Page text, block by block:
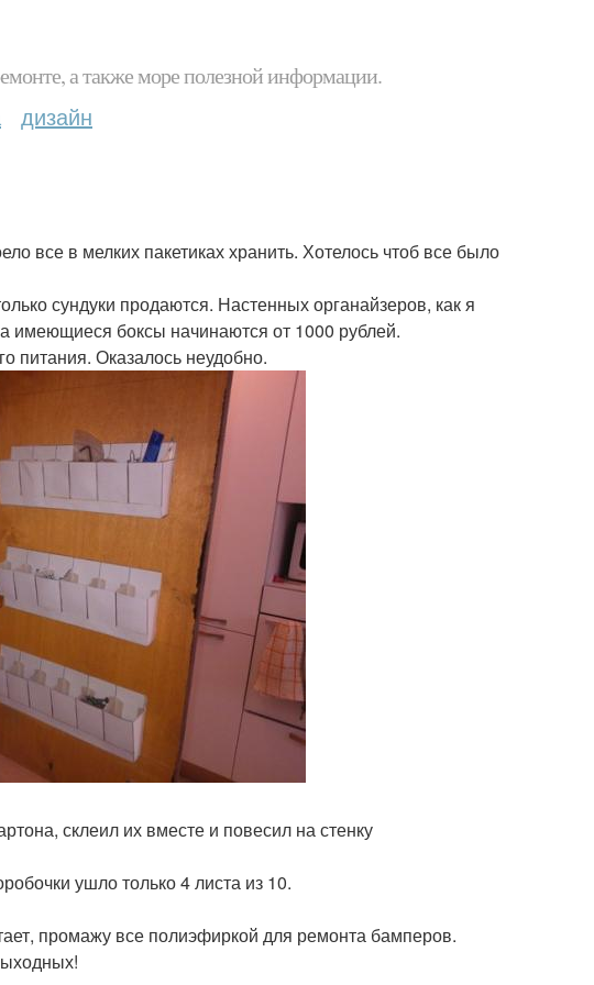
а также море полезной информации.
дизайн
все в мелких пакетиках хранить. Хотелось чтоб все было
сундуки продаются. Настенных органайзеров, как я
имеющиеся боксы начинаются от 1000 рублей.
питания. Оказалось неудобно.
склеил их вместе и повесил на стенку
ушло только 4 листа из 10.
промажу все полиэфиркой для ремонта бамперов.